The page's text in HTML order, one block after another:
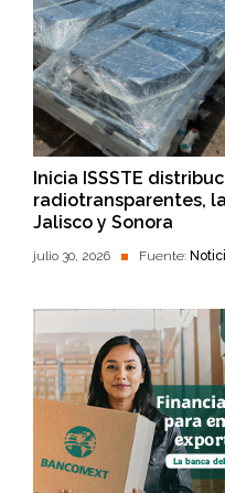
Inicia ISSSTE
radiotransparentes,
Jalisco y Sonora
julio 30, 2026 Fuente: